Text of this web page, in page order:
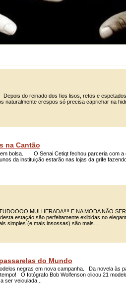
do reinado dos fios lisos, retos e
naturalmente crespos só precisa caprichar na
na Cantão
bolsa. O Senai Cetiqt fechou parceria com a
da instituição estarão nas lojas da grife
MULHERADA!!!! E NA MODA NÃO
estação são perfeitamente exibidas no
simples (e mais insossas) são mais...
do Mundo
negras em nova campanha. Da novela às
O fotógrafo Bob Wolfenson clicou 21
ser veiculada...